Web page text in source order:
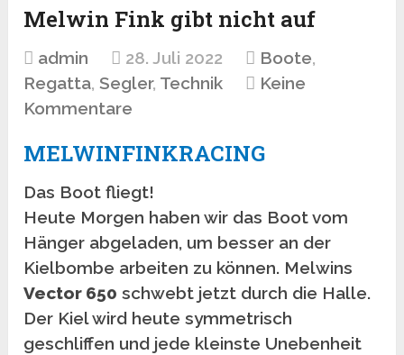
Melwin Fink gibt nicht auf
admin 28. Juli 2022 Boote,
Regatta,Segler, Technik
Keine
Kommentare
MELWINFINKRACING
Das Boot fliegt!
Heute Morgen haben wir das Boot vom
Hänger abgeladen, um besser an der
Kielbombe arbeiten zu können. Melwins
Vector 650 schwebt jetzt durch die Halle.
Der Kiel wird heute symmetrisch
geschliffen und jede kleinste Unebenheit